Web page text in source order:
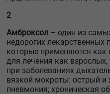
2
Амброксол – один из
недорогих лекарственных
которые применяются как
для лечения как взрослых,
при заболеваниях
вязкой мокроты: острый и
пневмония; хроническая